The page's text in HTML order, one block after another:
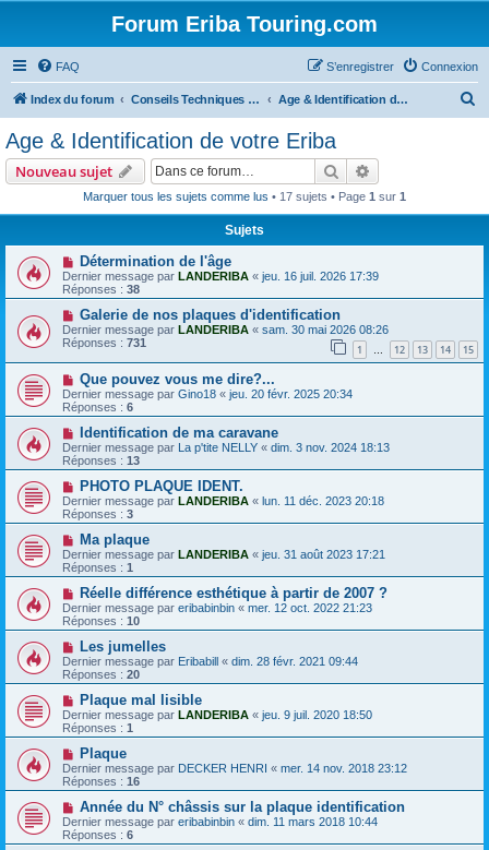
Forum Eriba Touring.com
FAQ Connexion
S’enregistrer
Index du forum Conseils Techniques Accessoires & Modifications Age & Identification de votre Eriba
Age & Identification de votre Eriba
Nouveau sujet Rechercher
Marquer tous les sujets comme lus • 17 sujets • Page 1 sur 1
Sujets
Détermination de l'âge
Dernier message par LANDERIBA « jeu. 16 juil. 2026 17:39
Réponses : 38
Galerie de nos plaques d'identification
Dernier message par LANDERIBA « sam. 30 mai 2026 08:26
Réponses : 731 1 … 12 13 14 15
Que pouvez vous me dire?...
Dernier message par Gino18 « jeu. 20 févr. 2025 20:34
Réponses : 6
Identification de ma caravane
Dernier message par La p'tite NELLY « dim. 3 nov. 2024 18:13
Réponses : 13
PHOTO PLAQUE IDENT.
Dernier message par LANDERIBA « lun. 11 déc. 2023 20:18
Réponses : 3
Ma plaque
Dernier message par LANDERIBA « jeu. 31 août 2023 17:21
Réponses : 1
Réelle différence esthétique à partir de 2007 ?
Dernier message par eribabinbin « mer. 12 oct. 2022 21:23
Réponses : 10
Les jumelles
Dernier message par Eribabill « dim. 28 févr. 2021 09:44
Réponses : 20
Plaque mal lisible
Dernier message par LANDERIBA « jeu. 9 juil. 2020 18:50
Réponses : 1
Plaque
Dernier message par DECKER HENRI « mer. 14 nov. 2018 23:12
Réponses : 16
Année du N° châssis sur la plaque identification
Dernier message par eribabinbin « dim. 11 mars 2018 10:44
Réponses : 6